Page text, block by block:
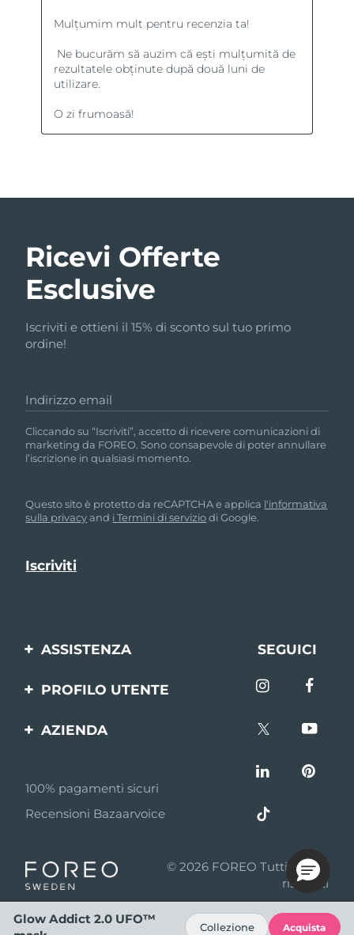
Ricevi Offerte
Esclusive
Iscriviti e ottieni il 15% di sconto sul tuo primo
ordine!
Indirizzo email
Cliccando su “Iscriviti”, accetto di ricevere comunicazioni di
marketing da FOREO. Sono consapevole di poter annullare
l’iscrizione in qualsiasi momento.
Questo sito è protetto da reCAPTCHA e applica l'informativa
sulla privacyand i Termini di serviziodi Google.
ASSISTENZA
Contattaci
batteria
SEGUICI
PROFILO UTENTE
prodotto
AZIENDA
Affiliazione
Notizie di affiliazione
Rivenditori
Termini di Utilizzo
100% pagamenti sicuri
Recensioni Bazaarvoice
© 2026 FOREO Tutti i diritti
riservati
Glow Addict 2.0 UFO™
Collezione Acquista